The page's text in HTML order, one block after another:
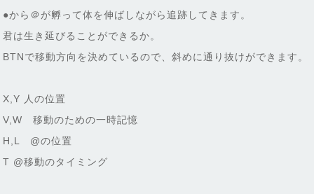
●から＠が孵って体を伸ばしながら追跡してきます。
君は生き延びることができるか。
BTNで移動方向を決めているので、斜めに通り抜けができます。
X,Y 人の位置
V,W 移動のための一時記憶
H,L @の位置
T @移動のタイミング